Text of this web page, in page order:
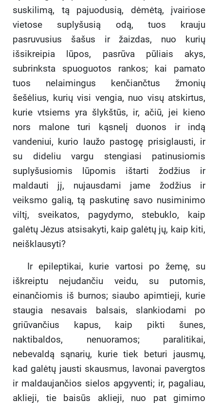
suskilimą, tą pajuodusią, dėmėtą, įvairiose
vietose suplyšusią odą, tuos krauju
pasruvusius šašus ir žaizdas, nuo kurių
išsikreipia lūpos, pasrūva pūliais akys,
subrinksta spuoguotos rankos; kai pamato
tuos nelaimingus kenčiančtus žmonių
šešėlius, kurių visi vengia, nuo visų atskirtus,
kurie vtsiems yra šlykštūs, ir, ačiū, jei kieno
nors malone turi kąsnelį duonos ir indą
vandeniui, kurio laužo pastogę prisiglausti, ir
su dideliu vargu stengiasi patinusiomis
suplyšusiomis lūpomis ištarti žodžius ir
maldauti jį, nujausdami jame žodžius ir
veiksmo galią, tą paskutinę savo nusiminimo
viltį, sveikatos, pagydymo, stebuklo, kaip
galėtų Jėzus atsisakyti, kaip galėtų jų, kaip kiti,
neišklausyti?
Ir epileptikai, kurie vartosi po žemę, su
iškreiptu nejudančiu veidu, su putomis,
einančiomis iš burnos; siaubo apimtieji, kurie
staugia nesavais balsais, slankiodami po
griūvančius kapus, kaip pikti šunes,
naktibaldos, nenuoramos; paralitikai,
nebevaldą sąnarių, kurie tiek beturi jausmų,
kad galėtų jausti skausmus, lavonai pavergtos
ir maldaujančios sielos apgyventi; ir, pagaliau,
aklieji, tie baisūs aklieji, nuo pat gimimo